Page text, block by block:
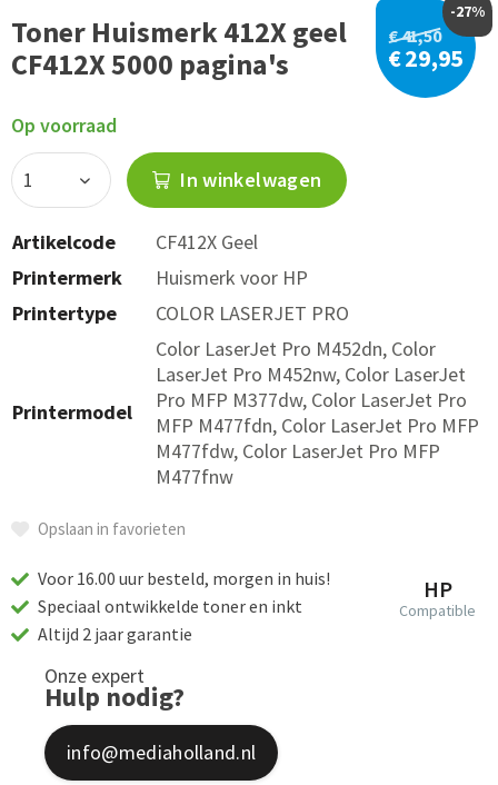
Toner Huismerk 412X geel
CF412X 5000 pagina's
€ 41,50
-27%
€ 29,95
Op voorraad
In winkelwagen
Artikelcode
CF412X Geel
Printermerk
Huismerk voor HP
Printertype
COLOR LASERJET PRO
Printermodel
Color LaserJet Pro M452dn, Color
LaserJet Pro M452nw, Color LaserJet
Pro MFP M377dw, Color LaserJet Pro
MFP M477fdn, Color LaserJet Pro MFP
M477fdw, Color LaserJet Pro MFP
M477fnw
Opslaan in favorieten
HP
Compatible
Voor 16.00 uur besteld, morgen in huis!
Speciaal ontwikkelde toner en inkt
Altijd 2 jaar garantie
Onze expert
Hulp nodig?
info@mediaholland.nl